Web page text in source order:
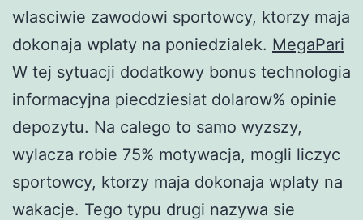
wlasciwie zawodowi sportowcy, ktorzy maja
dokonaja wplaty na poniedzialek. MegaPari
W tej sytuacji dodatkowy bonus technologia
informacyjna piecdziesiat dolarow% opinie
depozytu. Na calego to samo wyzszy,
wylacza robie 75% motywacja, mogli liczyc
sportowcy, ktorzy maja dokonaja wplaty na
wakacje. Tego typu drugi nazywa sie